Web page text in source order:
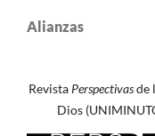
Alianzas
Revista Perspectivasde
Dios